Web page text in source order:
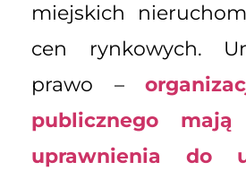
miejskich
cen rynkowych.
prawo –
publicznego mają
uprawnienia do